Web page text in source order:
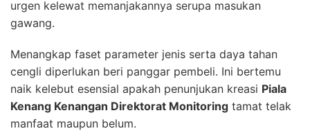
urgen kelewat memanjakannya serupa masukan
gawang.
Menangkap faset parameter jenis serta daya tahan
cengli diperlukan beri panggar pembeli. Ini bertemu
naik kelebut esensial apakah penunjukan kreasi Piala
Kenang Kenangan Direktorat Monitoring tamat telak
manfaat maupun belum.